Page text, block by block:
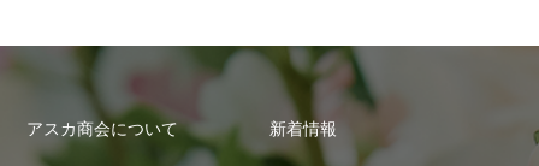
アスカ商会について 新着情報